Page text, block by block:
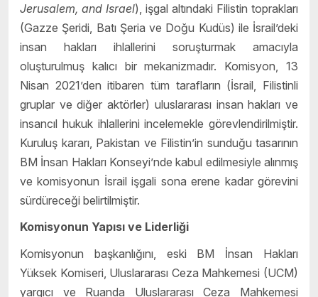
Jerusalem, and Israel), işgal altındaki Filistin toprakları
(Gazze Şeridi, Batı Şeria ve Doğu Kudüs) ile İsrail’deki
insan hakları ihlallerini soruşturmak amacıyla
oluşturulmuş kalıcı bir mekanizmadır. Komisyon, 13
Nisan 2021’den itibaren tüm tarafların (İsrail, Filistinli
gruplar ve diğer aktörler) uluslararası insan hakları ve
insancıl hukuk ihlallerini incelemekle görevlendirilmiştir.
Kuruluş kararı, Pakistan ve Filistin’in sunduğu tasarının
BM İnsan Hakları Konseyi’nde kabul edilmesiyle alınmış
ve komisyonun İsrail işgali sona erene kadar görevini
sürdüreceği belirtilmiştir.
Komisyonun Yapısı ve Liderliği
Komisyonun başkanlığını, eski BM İnsan Hakları
Yüksek Komiseri, Uluslararası Ceza Mahkemesi (UCM)
yargıcı ve Ruanda Uluslararası Ceza Mahkemesi